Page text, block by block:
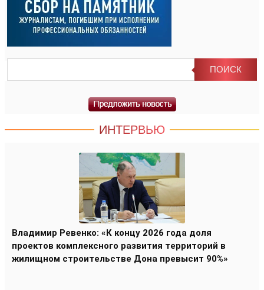
ИНТЕРВЬЮ
Владимир Ревенко: «К концу 2026 года доля
проектов комплексного развития территорий в
жилищном строительстве Дона превысит 90%»